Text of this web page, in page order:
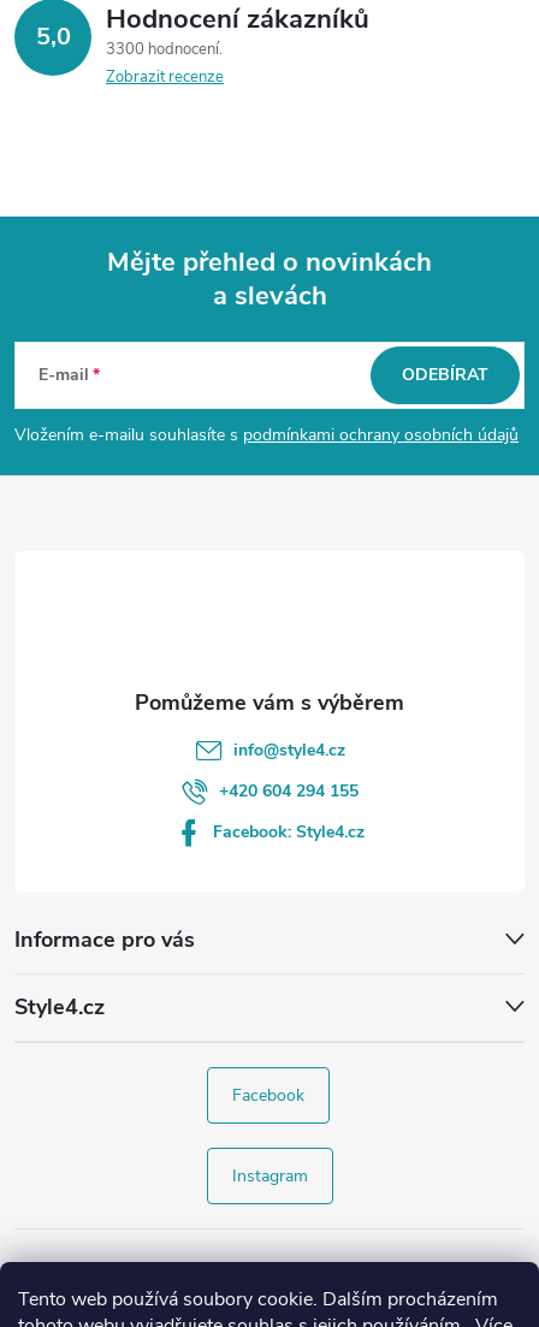
Tento web používá soubory cookie. Dalším procházením
5,0 Hodnocení zákazníků
3300 hodnocení
Zobrazit recenze
p
a
Mějte přehled o novinkách
a slevách
E-mail
Vložením e-mailu souhlasíte s podmínkami ochrany osobních údajů
ODEBÍRAT
Informace pro vás
Style4.cz
info@style4.cz
+420 604 294 155
Facebook: Style4.cz
Facebook
Instagram